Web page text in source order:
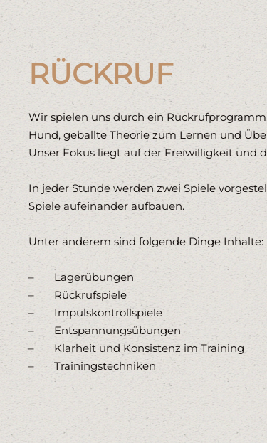
RÜCKRUF
Wir spielen uns durch ein
Hund, geballte Theorie zum Lernen und
Unser Fokus liegt auf der Freiwilligkeit und
In jeder Stunde werden zwei Spiele
Spiele aufeinander aufbauen.
Unter anderem sind folgende Dinge Inhalte:
– Lagerübungen
– Rückrufspiele
– Impulskontrollspiele
– Entspannungsübungen
– Klarheit und Konsistenz im Training
– Trainingstechniken